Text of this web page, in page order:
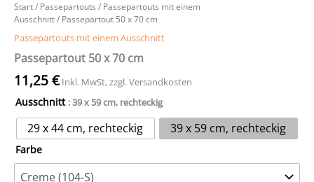
Start/ Passepartouts / Passepartouts mit einem
Ausschnitt/ Passepartout 50 x 70 cm
Passepartouts mit einem Ausschnitt
Passepartout 50 x 70 cm
11,25€ Inkl. MwSt, zzgl. Versandkosten
Ausschnitt : 39 x 59 cm, rechteckig
29 x 44 cm, rechteckig 39 x 59 cm, rechteckig
Farbe